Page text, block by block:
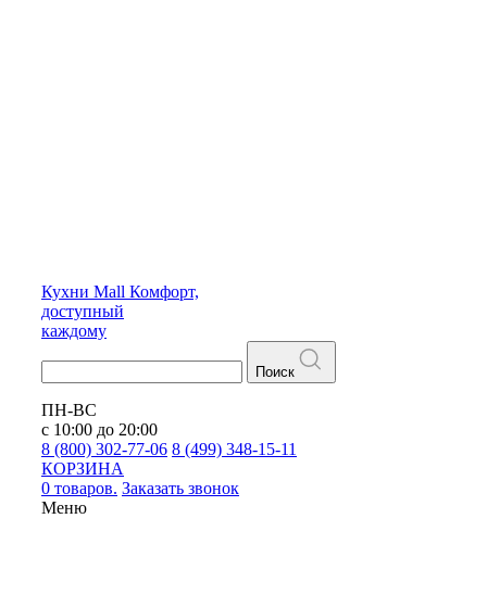
Кухни Mall Комфорт,
доступный
каждому
Поиск
ПН-ВС
с 10:00 до 20:00
8 (800) 302-77-06 8 (499) 348-15-11
КОРЗИНА
0 товаров. Заказать звонок
Меню